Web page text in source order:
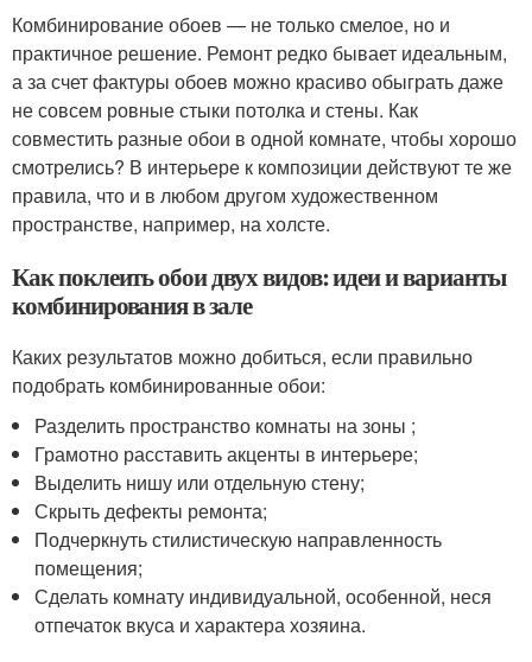
Комбинирование обоев — не только смелое, но и
практичное решение. Ремонт редко бывает идеальным,
а за счет фактуры обоев можно красиво обыграть даже
не совсем ровные стыки потолка и стены. Как
совместить разные обои в одной комнате, чтобы хорошо
смотрелись? В интерьере к композиции действуют те же
правила, что и в любом другом художественном
пространстве, например, на холсте.
Как поклеить обои двух видов: идеи и варианты
комбинирования в зале
Каких результатов можно добиться, если правильно
подобрать комбинированные обои:
Разделить пространство комнаты на зоны ;
Грамотно расставить акценты в интерьере;
Выделить нишу или отдельную стену;
Скрыть дефекты ремонта;
Подчеркнуть стилистическую направленность
помещения;
Сделать комнату индивидуальной, особенной, неся
отпечаток вкуса и характера хозяина.